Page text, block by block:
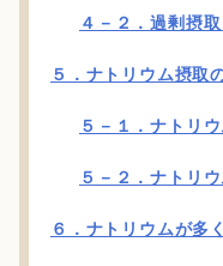
４－２．過剰摂
５．ナトリウム摂取
５－１．ナトリ
５－２．ナトリ
６．ナトリウムが多